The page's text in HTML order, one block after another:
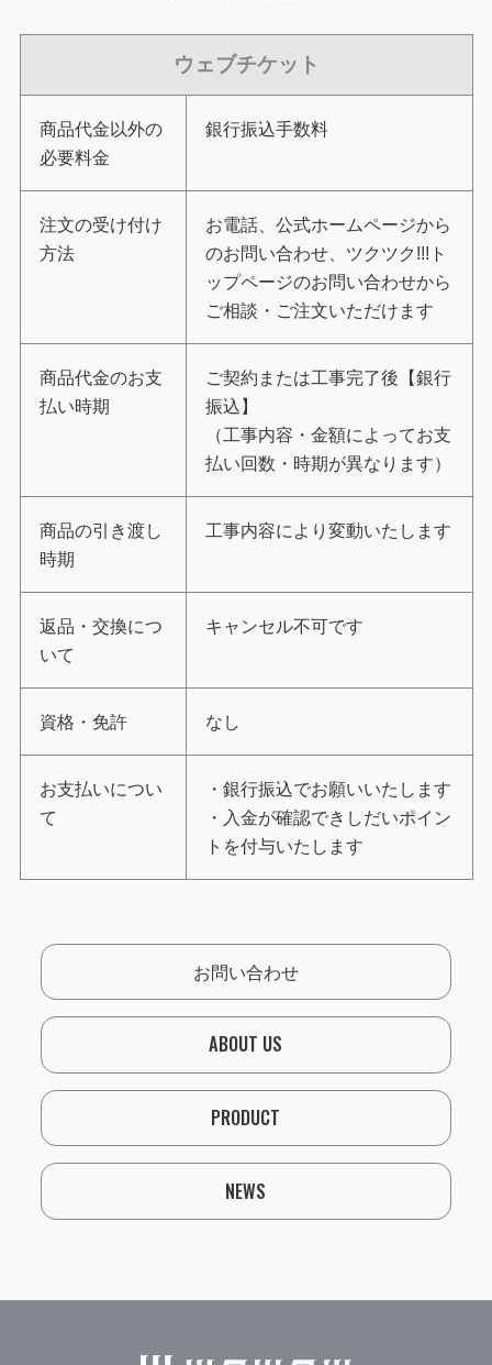
ウェブチケット
商品代金以外の
必要料金
銀行振込手数料
注文の受け付け
方法
お電話、公式ホームページから
のお問い合わせ、ツクツク!!!ト
ップページのお問い合わせから
ご相談・ご注文いただけます
商品代金のお支
払い時期
ご契約または工事完了後【銀行
振込】
（工事内容・金額によってお支
払い回数・時期が異なります）
商品の引き渡し
時期
工事内容により変動いたします
返品・交換につ
いて
キャンセル不可です
資格・免許 なし
お支払いについ
て
・銀行振込でお願いいたします
・入金が確認できしだいポイン
トを付与いたします
お問い合わせ
ABOUT US
PRODUCT
NEWS